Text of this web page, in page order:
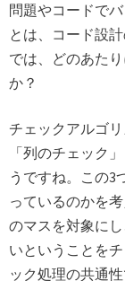
問題やコードで
とは、コード設
では、どのあた
か？
チェックアルゴ
「列のチェック
うですね。この3
っているのかを
のマスを対象に
いということを
ック処理の共通